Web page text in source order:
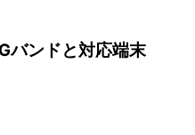
バンドと対応端末